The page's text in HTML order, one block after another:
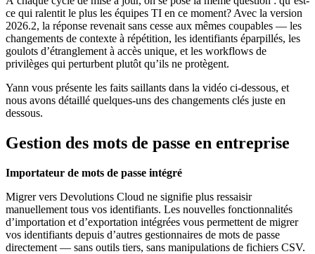
ce qui ralentit le plus les équipes TI en ce moment? Avec la version
2026.2, la réponse revenait sans cesse aux mêmes coupables — les
changements de contexte à répétition, les identifiants éparpillés, les
goulots d’étranglement à accès unique, et les workflows de
privilèges qui perturbent plutôt qu’ils ne protègent.
Yann vous présente les faits saillants dans la vidéo ci-dessous, et
nous avons détaillé quelques-uns des changements clés juste en
dessous.
Gestion des mots de passe en entreprise
Importateur de mots de passe intégré
Migrer vers Devolutions Cloud ne signifie plus ressaisir
manuellement tous vos identifiants. Les nouvelles fonctionnalités
d’importation et d’exportation intégrées vous permettent de migrer
vos identifiants depuis d’autres gestionnaires de mots de passe
directement — sans outils tiers, sans manipulations de fichiers CSV.